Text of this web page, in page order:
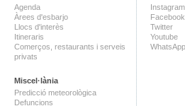
Agenda
Àrees d'esbarjo
Llocs d'interès
Itineraris
Comerços, restaurants i serveis
privats
Miscel·lània
Predicció meteorològica
Defuncions
Instagram
Facebook
Twitter
Youtube
WhatsApp